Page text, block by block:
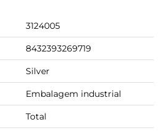
3124005
8432393269719
Silver
Embalagem industrial
Total